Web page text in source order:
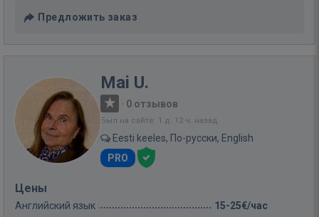
Предложить заказ
Mai U.
· 0 отзывов
Был на сайте: 1 д. 12 ч. назад
Eesti keeles, По-русски, English
PRO
Цены
Английский язык 15-25€/час